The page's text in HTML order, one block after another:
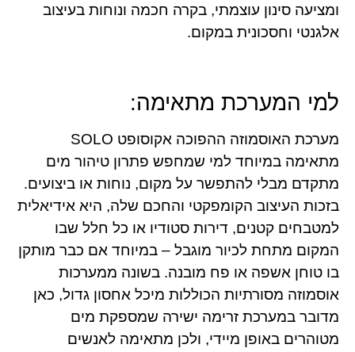
ומציעה סינון עוצמתי, בקרה חכמה ונוחות בעיצוב
אלגנטי וחסכונית במקום.
למי המערכת מתאימה:
מערכת האוסמוזה ההפוכה אקוסופט SOLO
מתאימה במיוחד למי שמחפש פתרון טיהור מים
מתקדם מבלי להתפשר על מקום, נוחות או ביצועים.
בזכות העיצוב הקומפקטי והחכם שלה, היא אידיאלית
למטבחים קטנים, דירות סטודיו או כל חלל שבו
המקום מתחת לכיור מוגבל – במיוחד אם כבר מותקן
בו טוחן אשפה או פח מובנה. בשונה ממערכות
אוסמוזה מסורתיות הכוללות מיכל אחסון גדול, כאן
מדובר במערכת זרימה ישירה שמספקת מים
מטוהרים באופן מיידי, ולכן מתאימה לאנשים